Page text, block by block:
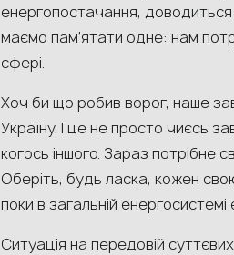
енергопостачання,
маємо пам’ятати одне: нам
сфері.
Хоч би що робив ворог, наше
Україну. І це не просто чиєсь
когось іншого. Зараз потрібне
Оберіть, будь ласка, кожен
поки в загальній енергосистемі
Ситуація на передовій